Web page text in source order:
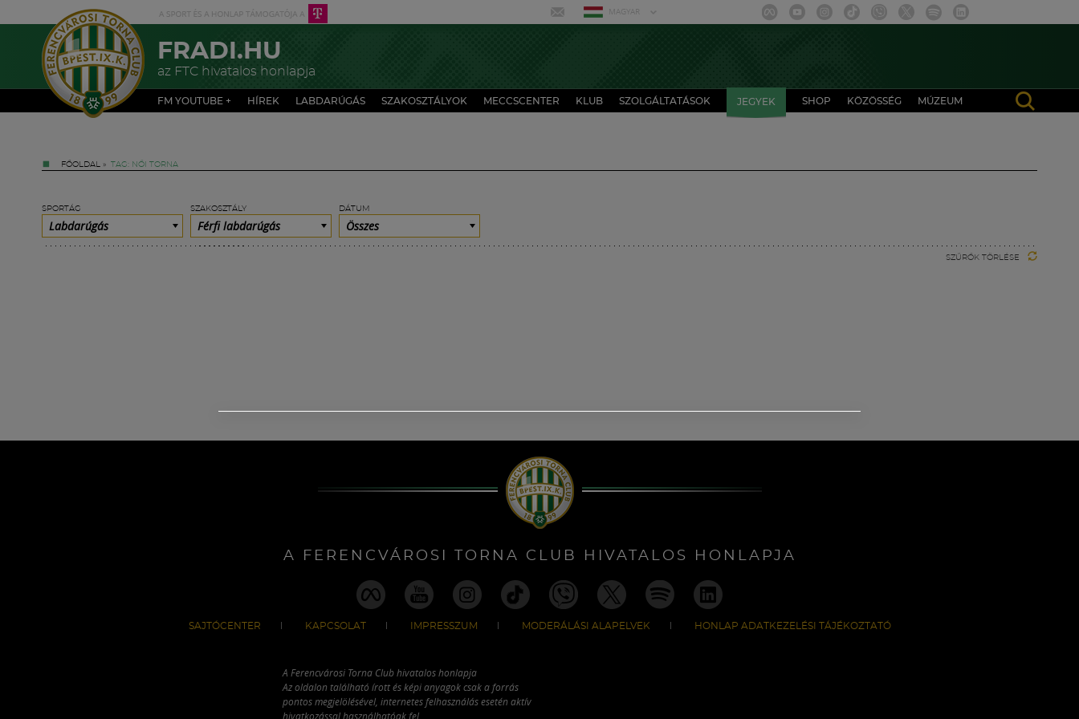
MAGYAR
FRADI.HU
az FTC hivatalos honlapja
FM YOUTUBE + HÍREK LABDARÚGÁS SZAKOSZTÁLYOK MECCSCENTER KLUB SZOLGÁLTATÁSOK JEGYEK SHOP KÖZÖSSÉG MÚZEUM
FŐOLDAL » TAG: NŐI TORNA
SPORTÁG
Labdarúgás
SZAKOSZTÁLY
Férfi labdarúgás
DÁTUM
Összes
SZŰRŐK TÖRLÉSE
A FERENCVÁROSI TORNA CLUB HIVATALOS HONLAPJA
SAJTÓCENTER KAPCSOLAT IMPRESSZUM MODERÁLÁSI ALAPELVEK HONLAP ADATKEZELÉSI TÁJÉKOZTATÓ
A Ferencvárosi Torna Club hivatalos honlapja
Az oldalon található írott és képi anyagok csak a forrás
pontos megjelölésével, internetes felhasználás esetén aktív
hivatkozással használhatóak fel.